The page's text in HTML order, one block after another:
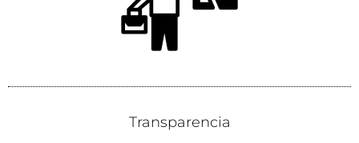
Transparencia